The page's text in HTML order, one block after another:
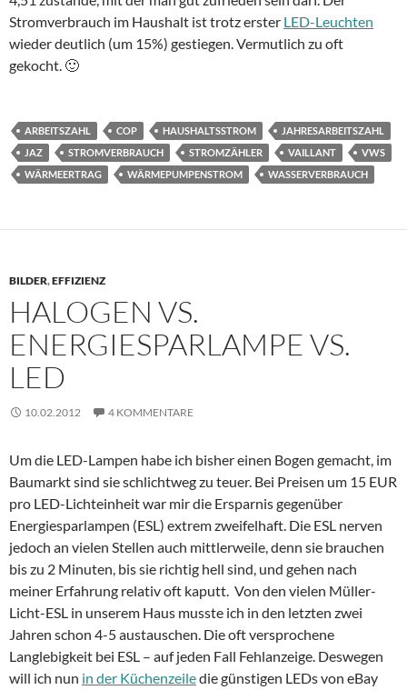
Stromverbrauch im Haushalt ist trotz erster LED-Leuchten
wieder deutlich (um 15%) gestiegen. Vermutlich zu oft
gekocht. 🙂
ARBEITSZAHL COP HAUSHALTSSTROM
JAHRESARBEITSZAHL
JAZ
STROMVERBRAUCH STROMZÄHLER VAILLANT
VWS
WÄRMEERTRAG
WÄRMEPUMPENSTROM WASSERVERBRAUCH
BILDER,EFFIZIENZ
HALOGEN VS.
ENERGIESPARLAMPE VS.
LED
10.02.2012 4 KOMMENTARE
Um die LED-Lampen habe ich bisher einen Bogen gemacht, im
Baumarkt sind sie schlichtweg zu teuer. Bei Preisen um 15 EUR
pro LED-Lichteinheit war mir die Ersparnis gegenüber
Energiesparlampen (ESL) extrem zweifelhaft. Die ESL nerven
jedoch an vielen Stellen auch mittlerweile, denn sie brauchen
bis zu 2 Minuten, bis sie richtig hell sind, und gehen nach
meiner Erfahrung relativ oft kaputt. Von den vielen Müller-
Licht-ESL in unserem Haus musste ich in den letzten zwei
Jahren schon 4-5 austauschen. Die oft versprochene
Langlebigkeit bei ESL – auf jeden Fall Fehlanzeige. Deswegen
will ich nun in der Küchenzeiledie günstigen LEDs von eBay